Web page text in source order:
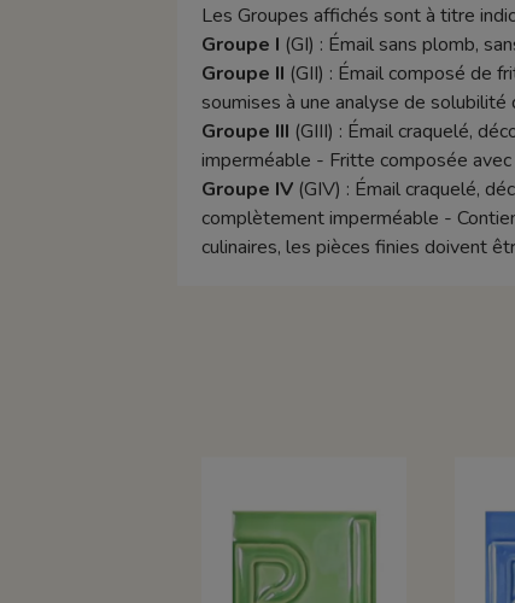
Les Groupes affichés sont à titre
Groupe I (GI) : Émail sans plomb,
Groupe II (GII) : Émail composé de
soumises à une analyse de
Groupe III (GIII) : Émail craquelé,
imperméable - Fritte composée
Groupe IV(GIV) : Émail craquelé,
complètement imperméable -
culinaires, les pièces finies doivent